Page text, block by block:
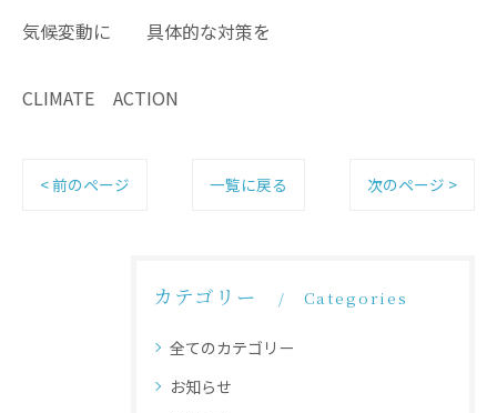
気候変動に 具体的な対策を
CLIMATE ACTION
< 前のページ 一覧に戻る 次のページ >
カテゴリー Categories
全てのカテゴリー
お知らせ